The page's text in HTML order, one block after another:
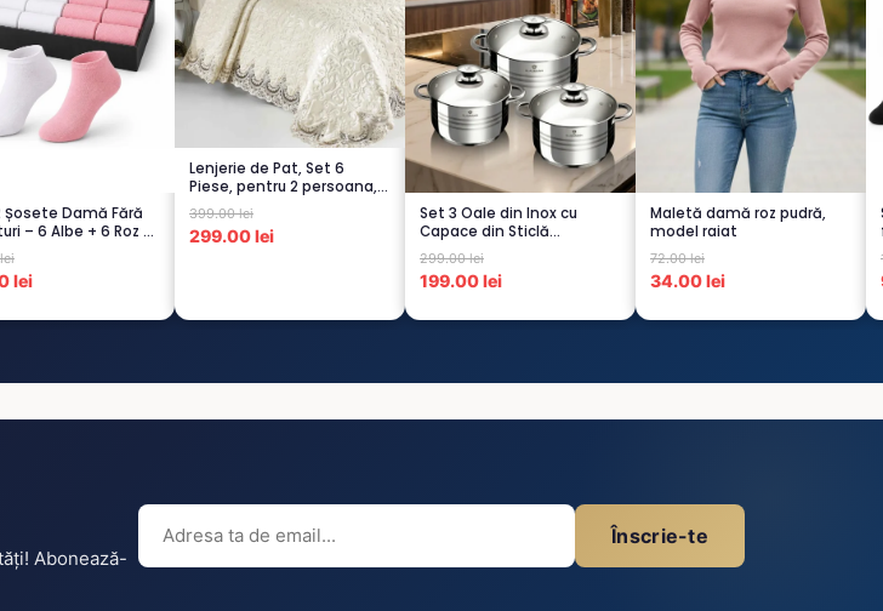
Șosete Damă Fără
– 6 Albe + 6 Roz –
lei
Lenjerie de Pat, Set 6
Piese, pentru 2 persoana,
CREM-4...
399.00 lei
299.00 lei
Set 3 Oale din Inox cu
Capace din Sticlă
Termorezistent...
299.00 lei
199.00 lei
Maletă damă roz pudră,
model raiat
72.00 lei
34.00 lei
Abonează-
Înscrie-te